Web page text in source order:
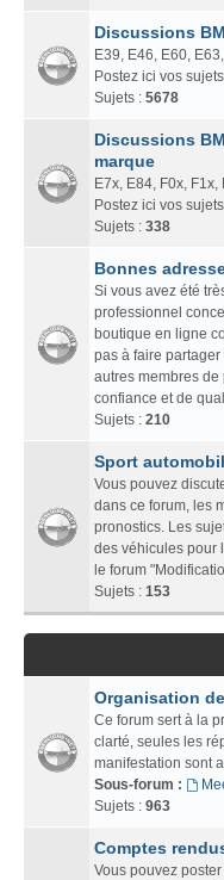
Discussions
E39, E46, E60,
Postez ici vos
Sujets : 5678
Discussions
marque
E7x, E84, F0x, F1x,
Postez ici vos
Sujets : 338
Bonnes
Si vous avez été
professionnel
boutique en ligne
pas à faire
autres membres de
confiance et de
Sujets : 210
Sport
Vous pouvez
dans ce forum, les
pronostics. Les
des véhicules pour
le forum
Sujets : 153
Organisation
Ce forum sert à la
clarté, seules les
manifestation sont
Sous-forum :
Sujets : 963
Comptes
Vous pouvez